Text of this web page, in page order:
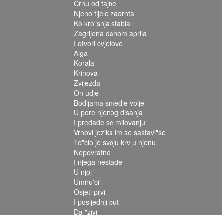
Crnu od tajne
Njeno tijelo zadrhta
Ko kro"snja stabla
Zagrljena dahom aprila
I otvori cvjetove
Alga
Korala
Krinova
Zvijezda
On udje
Bodljama smedje volje
U pore njenog disanja
I predade se milovanju
Vrhovi jezika im se sastavi"se
To"cio je svoju krv u njenu
Nepovratno
I njega nestade
U njoj
Umiru'ci
Osjeti prvi
I posljednji put
Da "zivi